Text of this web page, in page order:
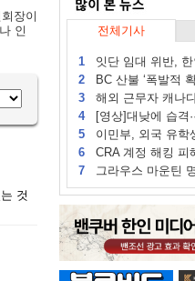
장이
인
것
전체기사
1잇단 임대 위반, 한인
2BC 산불 ‘폭발적 확
3해외 근무자 캐나
4[영상]대낮에 습격···
5이민부, 외국 유학
6CRA 계정 해킹 피해자
7그라우스 마운틴